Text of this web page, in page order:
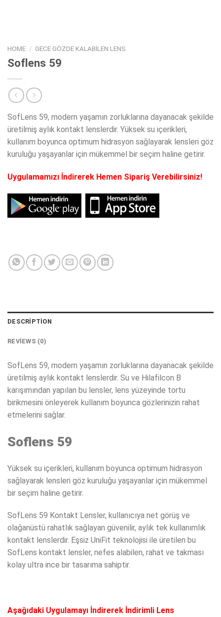
HOME / GECE GÖZDE KALABILEN LENS
Soflens 59
SofLens 59, modern yaşamın zorluklarına dayanacak şekilde
üretilmiş aylık kontakt lenslerdir. Yüksek su içerikleri,
kullanım boyunca optimum hidrasyon sağlayarak lensleri göz
kuruluğu yaşayanlar için mükemmel bir seçim haline getirir.
Uygulamamızı İndirerek Hemen Sipariş Verebilirsiniz!
DESCRIPTION
REVIEWS (0)
SofLens 59, modern yaşamın zorluklarına dayanacak şekilde
üretilmiş aylık kontakt lenslerdir. Su ve Hilafilcon B
karışımından yapılan bu lensler, lens yüzeyinde tortu
birikmesini önleyerek kullanım boyunca gözlerinizin rahat
etmelerini sağlar.
Soflens 59
Yüksek su içerikleri, kullanım boyunca optimum hidrasyon
sağlayarak lensleri göz kuruluğu yaşayanlar için mükemmel
bir seçim haline getirir.
SofLens 59 Kontakt Lensler, kullanıcıya net görüş ve
olağanüstü rahatlık sağlayan güvenilir, aylık tek kullanımlık
kontakt lenslerdir. Eşsiz UniFit teknolojisi ile üretilen bu
SofLens kontakt lensler, nefes alabilen, rahat ve takması
kolay ultra ince bir tasarıma sahiptir.
Aşağıdaki Uygulamayı İndirerek İndirimli Lens